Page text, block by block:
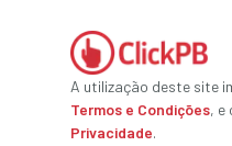
A utilização deste site
Termos e Condições, e
Privacidade.